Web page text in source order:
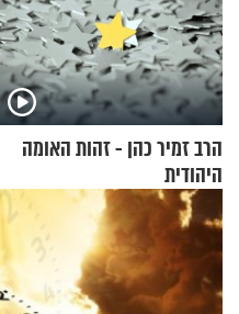
הרב זמיר כהן - זהות האומה
היהודית